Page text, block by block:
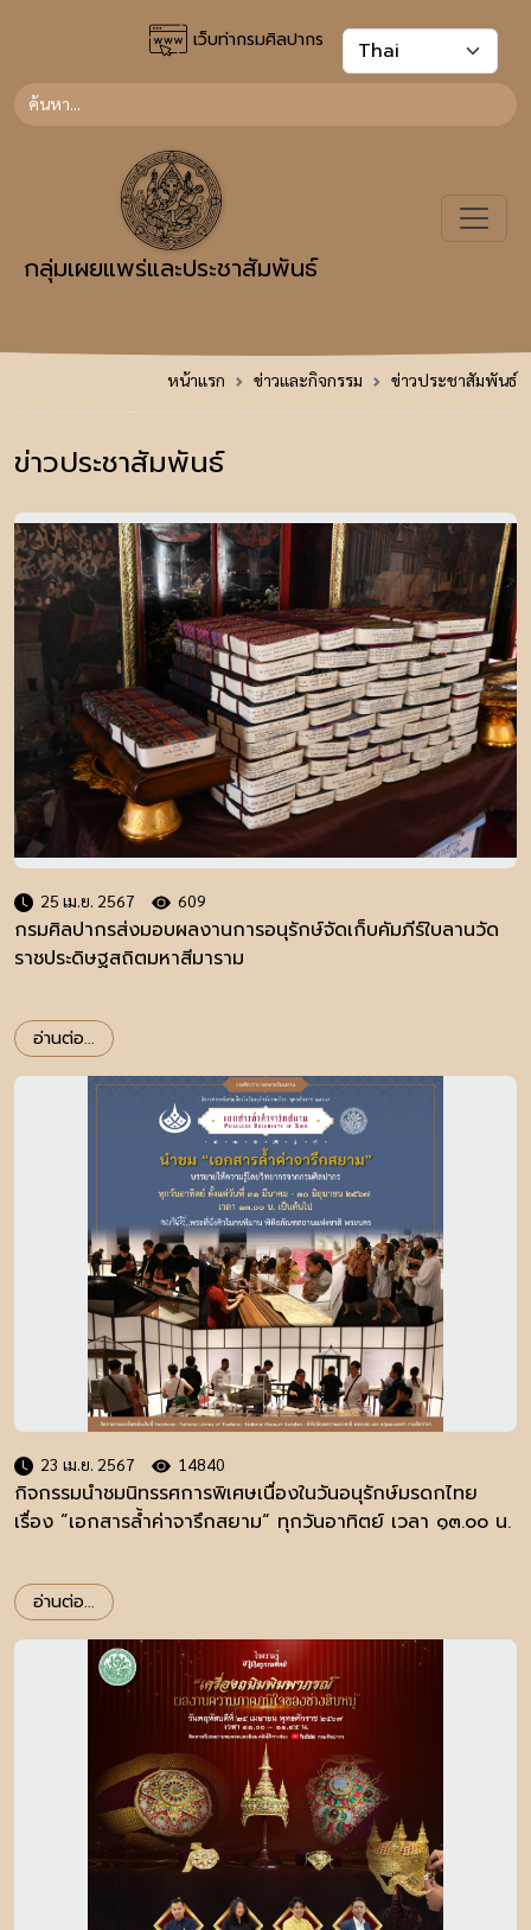
เว็บท่ากรมศิลปากร
กลุ่มเผยแพร่และประชาสัมพันธ์
หน้าแรก ข่าวและกิจกรรม ข่าวประชาสัมพันธ์
ข่าวประชาสัมพันธ์
25 เม.ย. 2567 609
กรมศิลปากรส่งมอบผลงานการอนุรักษ์จัดเก็บคัมภีร์ใบลานวัด
ราชประดิษฐสถิตมหาสีมาราม
อ่านต่อ...
23 เม.ย. 2567 14840
กิจกรรมนำชมนิทรรศการพิเศษเนื่องในวันอนุรักษ์มรดกไทย
เรื่อง ”เอกสารล้ำค่าจารึกสยาม“ ทุกวันอาทิตย์ เวลา ๑๓.๐๐ น.
อ่านต่อ...